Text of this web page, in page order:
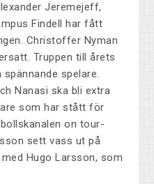
Jeremejeff,
Findell har fått
Christoffer Nyman
Truppen till årets
spelare.
Nanasi ska bli extra
som har stått för
on tour-
sett vass ut på
Hugo Larsson, som